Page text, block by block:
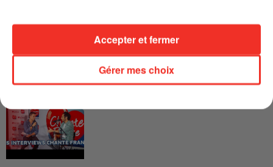
INTERVIEW CHANTE FRANCE AVEC
Gérer mes choix
Accepter et fermer